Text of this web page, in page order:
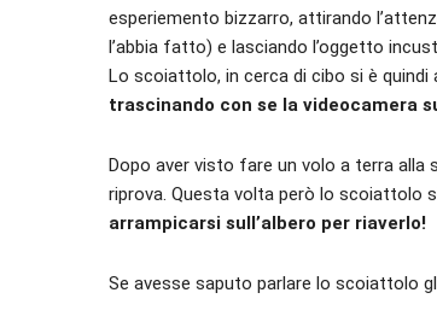
esperiemento bizzarro, attirando
l’abbia fatto) e lasciando l’oggetto
Lo scoiattolo, in cerca di cibo si è quindi
trascinando con se la videocamera
Dopo aver visto fare un volo a terra alla
riprova. Questa volta però lo scoiattolo
arrampicarsi sull’albero per riaverlo!
Se avesse saputo parlare lo scoiattolo